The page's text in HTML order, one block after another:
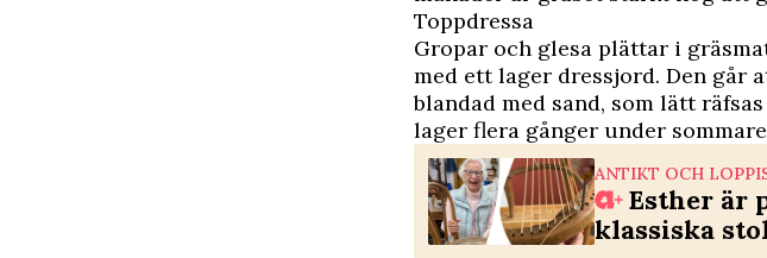
Toppdressa
Gropar och glesa plättar i
med ett lager dressjord. Den går
blandad med sand, som lätt
lager flera gånger under
ANTIKT OCH
Esther är
klassiska